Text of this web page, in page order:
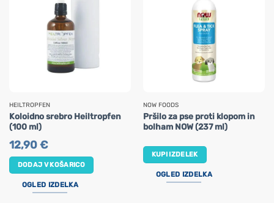
HEILTROPFEN
Koloidno srebro Heiltropfen
(100 ml)
12,90€
DODAJ V KOŠARICO
OGLED IZDELKA
NOW FOODS
Pršilo za pse proti klopom in
bolham NOW (237 ml)
KUPI IZDELEK
OGLED IZDELKA